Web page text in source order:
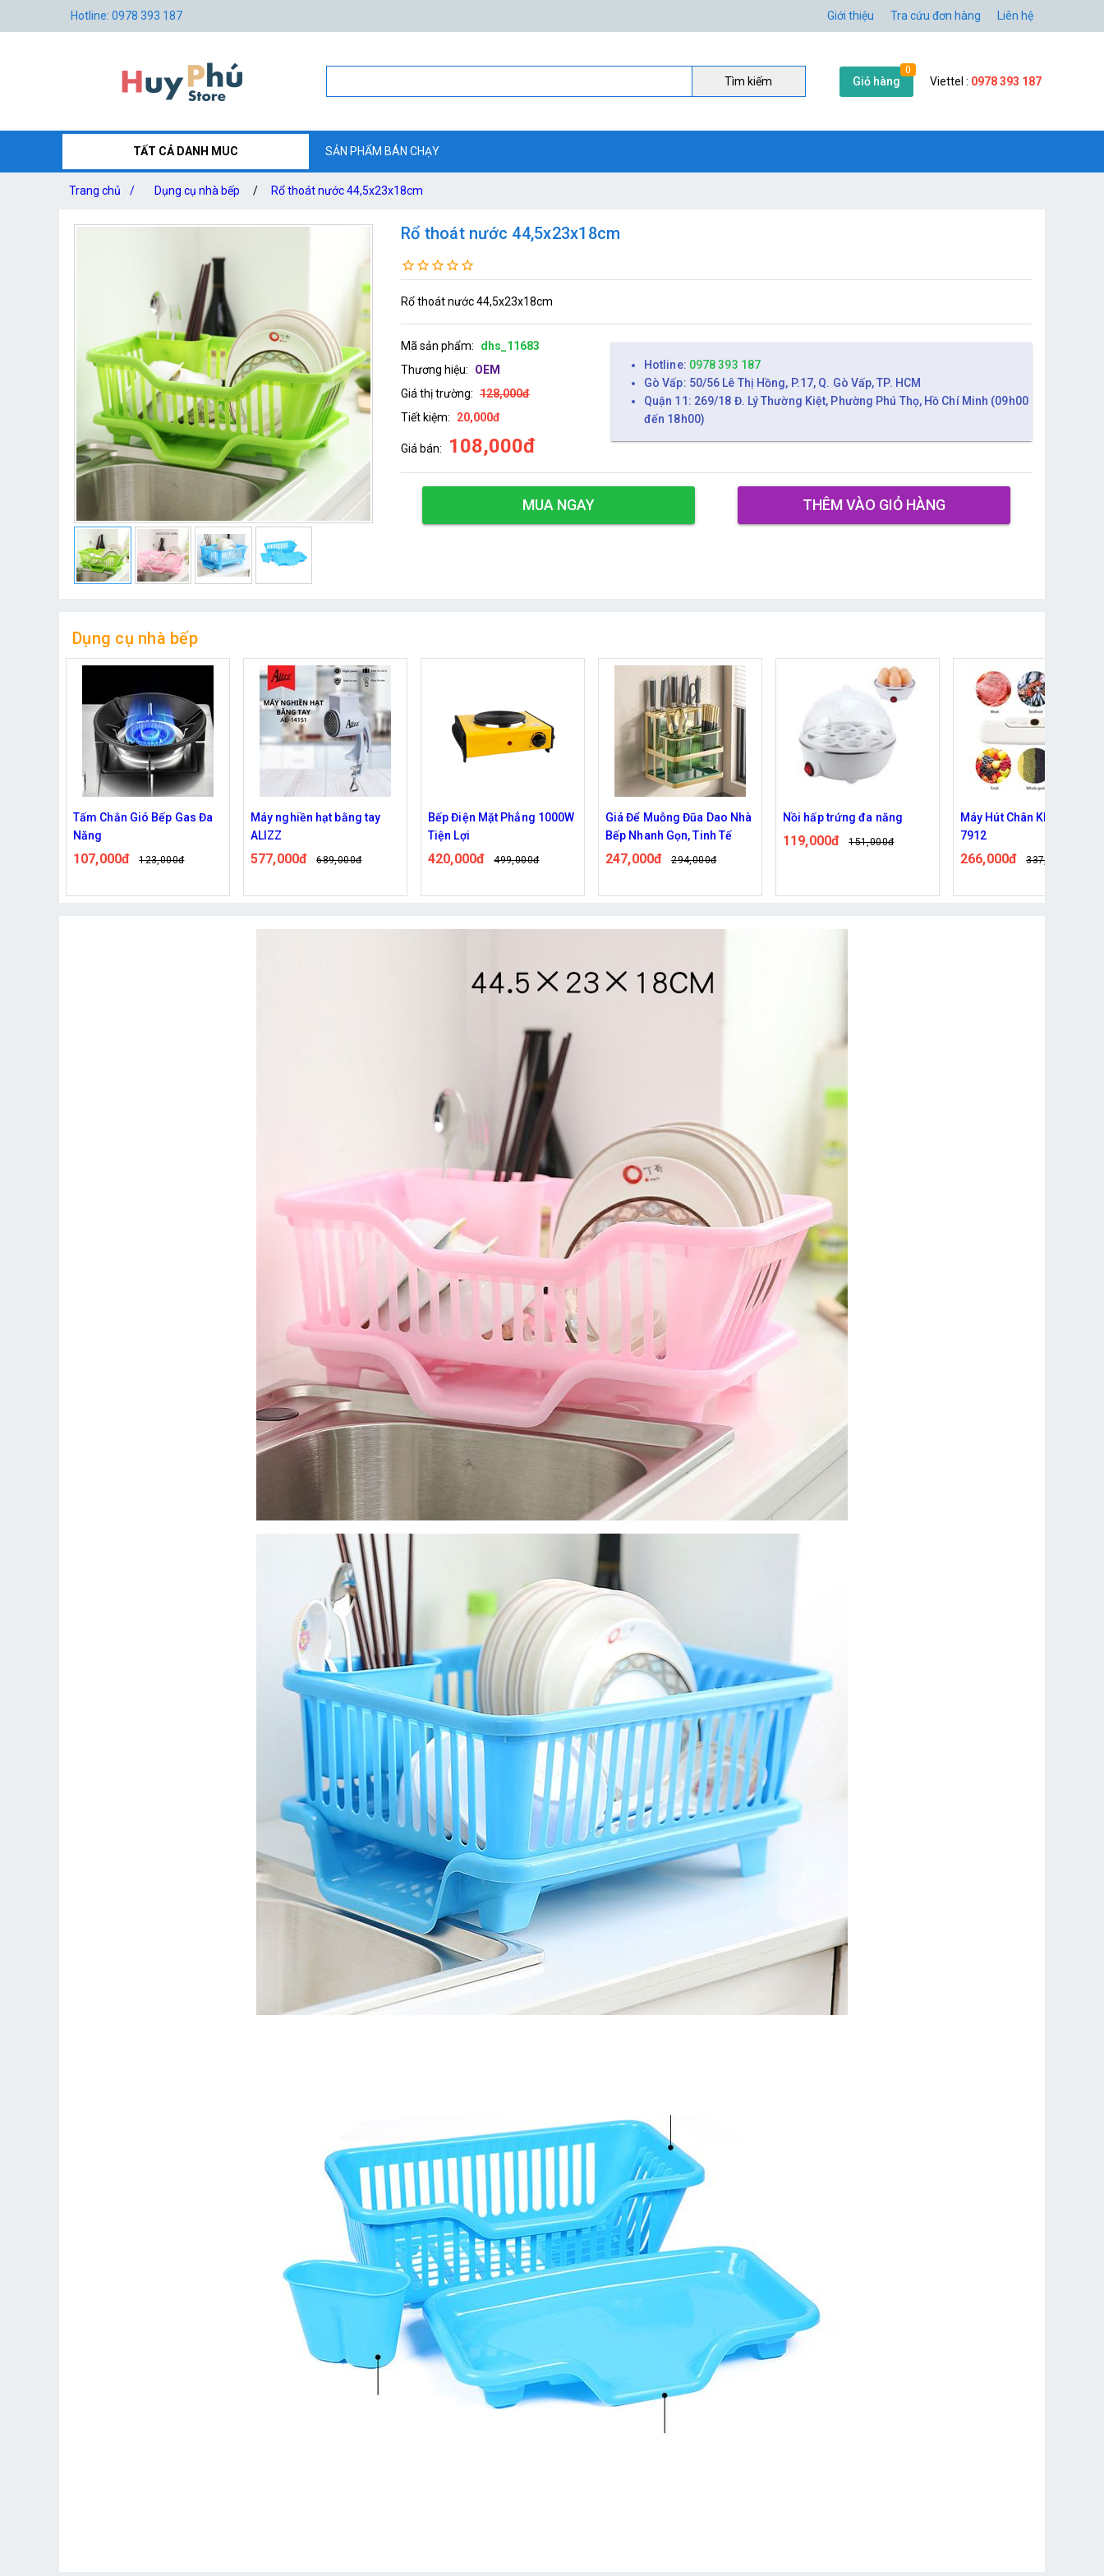
Hotline: 0978 393 187 Giới thiệu Tra cứu đơn hàng Liên hệ
Tìm kiếm Giỏ hàng
0
Viettel : 0978 393 187
TẤT CẢ DANH MUC SẢN PHẨM BÁN CHẠY
Trang chủ / Dụng cụ nhà bếp / Rổ thoát nước 44,5x23x18cm
Rổ thoát nước 44,5x23x18cm
Rổ thoát nước 44,5x23x18cm
Mã sản phẩm:
dhs_11683
Thương hiệu:
OEM
Giá thị trường: 128,000đ
Tiết kiệm:
20,000đ
Giá bán: 108,000đ
Hotline: 0978 393 187
Gò Vấp: 50/56 Lê Thị Hồng, P.17, Q. Gò Vấp, TP. HCM
Quận 11: 269/18 Đ. Lý Thường Kiệt, Phường Phú Thọ, Hồ Chí Minh (09h00
đến 18h00)
MUA NGAY THÊM VÀO GIỎ HÀNG
Dụng cụ nhà bếp
Máy nghiền hạt bằng tay
ALIZZ
577,000đ 689,000đ
Bếp Điện Mặt Phẳng 1000W
Tiện Lợi
420,000đ 499,000đ
Giá Để Muỗng Đũa Dao Nhà
Bếp Nhanh Gọn, Tinh Tế
247,000đ 294,000đ
Nồi hấp trứng đa năng
119,000đ 151,000đ
Máy Hút Chân Không FK-
7912
Máy Pha Cà Phê Nhỏ Giọt
Tự Động ALIZZ AL-13992
502,000đ 619,000đ